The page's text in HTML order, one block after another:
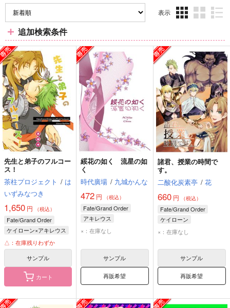
表示
ム
表
示
ム
表
示
ム
表
示
追加検索条件
先生と弟子のフルコー
ス！
茶柱プロジェクト / は
いずみなつき
1,650 円 （税込）
Fate/Grand Order
ケイローン×アキレウス
ケイローン
アキレウス
△：在庫残りわずか
サンプル
カート
綏花の如く 流星の如
く
時代廣場 / 九城かんな
472 円 （税込）
Fate/Grand Order
アキレウス
ケイローン
×：在庫なし
サンプル
再販希望
諸君、授業の時間で
す。
二酸化炭素亭 / 花
660円 （税込）
Fate/Grand Order
ケイローン
ディオスクロイ
×：在庫なし
サンプル
再販希望